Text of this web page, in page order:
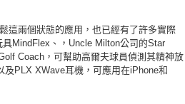
這兩個狀態的應用，也已經有了許多實際
MindFlex、，Uncle Milton公司的Star
Coach，可幫助高爾夫球員偵測其精神放
PLX XWave耳機，可應用在iPhone和